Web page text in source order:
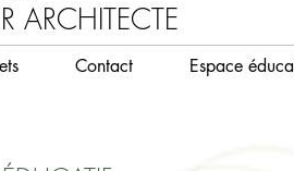
ARCHITECTE
Contact Espace